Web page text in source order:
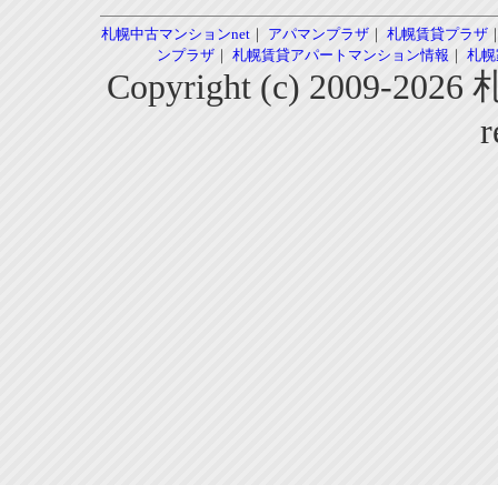
札幌中古マンションnet｜ アパマンプラザ｜ 札幌賃貸プラザ
ンプラザ｜ 札幌賃貸アパートマンション情報 ｜ 札
Copyright (c) 2009-2026